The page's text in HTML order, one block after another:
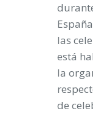
las
está
la
de